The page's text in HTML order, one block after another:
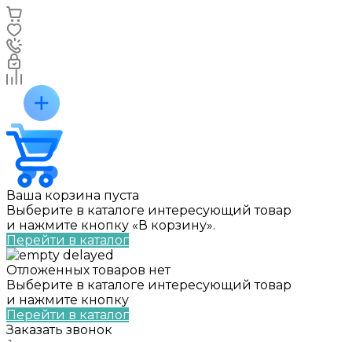
Ваша корзина пуста
Выберите в каталоге интересующий товар
и нажмите кнопку «В корзину».
Перейти в каталог
Отложенных товаров нет
Выберите в каталоге интересующий товар
и нажмите кнопку
Перейти в каталог
Заказать звонок